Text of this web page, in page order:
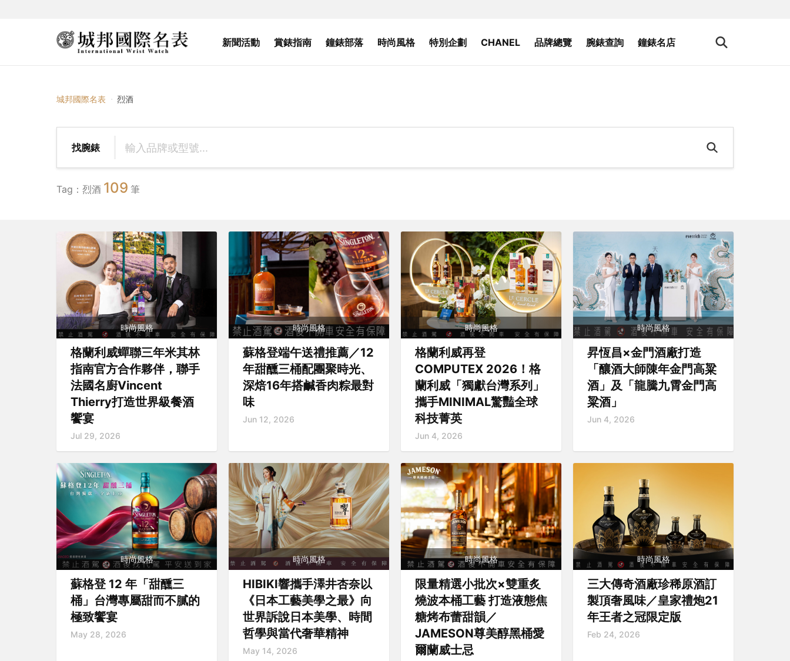
新聞活動 賞錶指南 鐘錶部落 時尚風格 特別企劃 CHANEL 品牌總覽 腕錶查詢 鐘錶名店
城邦國際名表 烈酒
找腕錶
Tag：烈酒 109 筆
時尚風格
格蘭利威蟬聯三年米其林
指南官方合作夥伴，聯手
法國名廚Vincent
Thierry打造世界級餐酒
饗宴
Jul 29, 2026
時尚風格
蘇格登端午送禮推薦／12
年甜醺三桶配團聚時光、
深焙16年搭鹹香肉粽最對
味
Jun 12, 2026
時尚風格
格蘭利威再登
COMPUTEX 2026！格
蘭利威「獨獻台灣系列」
攜手MINIMAL驚豔全球
科技菁英
Jun 4, 2026
時尚風格
昇恆昌×金門酒廠打造
「釀酒大師陳年金門高粱
酒」及「龍騰九霄金門高
粱酒」
Jun 4, 2026
時尚風格
蘇格登 12 年「甜醺三
桶」台灣專屬甜而不膩的
極致饗宴
May 28, 2026
時尚風格
HIBIKI響攜手澤井杏奈以
《日本工藝美學之最》向
世界訴說日本美學、時間
哲學與當代奢華精神
May 14, 2026
時尚風格
限量精選小批次×雙重炙
燒波本桶工藝 打造液態焦
糖烤布蕾甜韻／
JAMESON尊美醇黑桶愛
爾蘭威士忌
時尚風格
三大傳奇酒廠珍稀原酒訂
製頂奢風味／皇家禮炮21
年王者之冠限定版
Feb 24, 2026